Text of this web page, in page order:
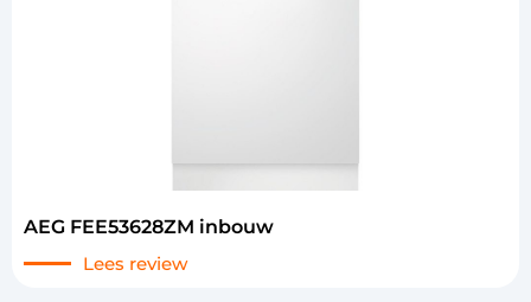
AEG FEE53628ZM inbouw
Lees review